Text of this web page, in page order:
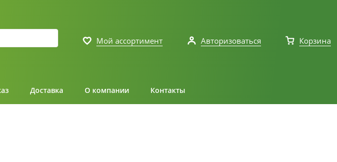
Мой ассортимент Авторизоваться Корзина
Доставка О компании Контакты